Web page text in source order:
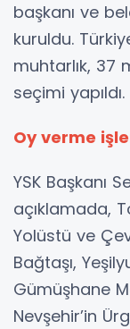
başkanı ve
kuruldu.
muhtarlık, 37
seçimi yapıldı.
Oy verme
YSK Başkanı
açıklamada,
Yolüstü ve
Bağtaşı,
Gümüşhane
Nevşehir’in